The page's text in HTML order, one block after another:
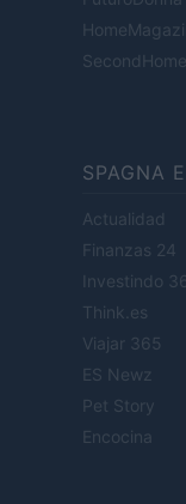
SPAGNA
Actualidad
Finanzas 24
Investindo
Think.es
Viajar 365
ES Newz
Pet Story
Encocina